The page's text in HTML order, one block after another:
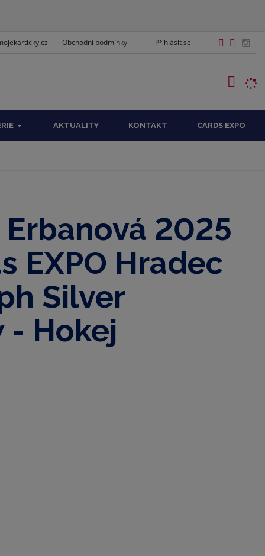
Obchodní podmínky Přihlásit se
AKTUALITY KONTAKT CARDS EXPO
2025
EXPO Hradec
Silver
- Hokej